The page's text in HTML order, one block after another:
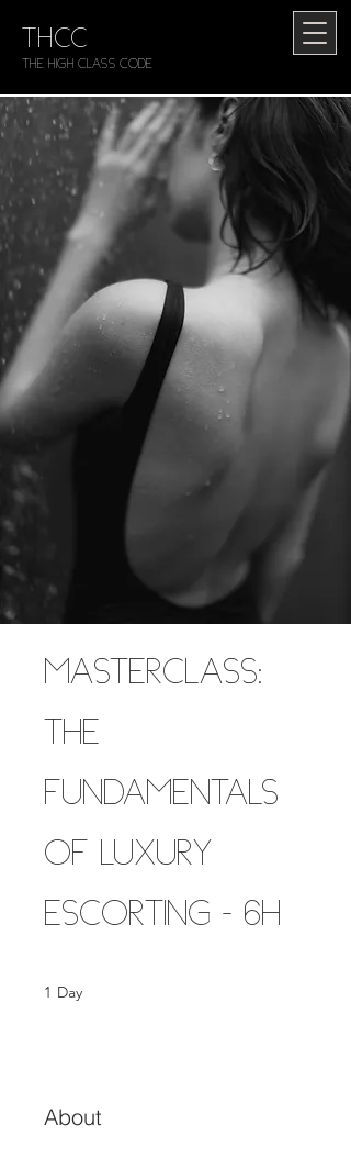
THCC
The HIGH CLASS CODE
MASTERCLASS:
THE
FUNDAMENTALS
OF LUXURY
ESCORTING - 6H
1 Day
About